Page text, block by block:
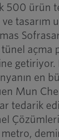
500 ürün
tasarım
açma
getiriyor.
en
Mun
tedarik